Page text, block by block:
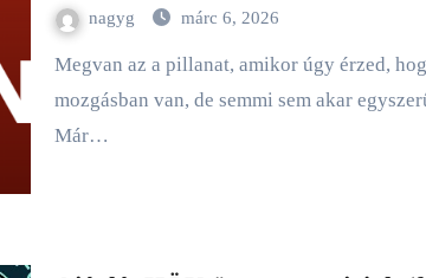
nagyg márc 6, 2026
Megvan az a pillanat, amikor úgy érzed, hogy minden
mozgásban van, de semmi sem akar
Már…